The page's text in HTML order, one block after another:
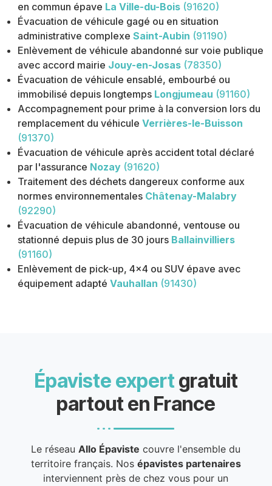
en commun épave La Ville-du-Bois (91620)
Évacuation de véhicule gagé ou en situation
administrative complexe Saint-Aubin (91190)
Enlèvement de véhicule abandonné sur voie publique
avec accord mairie Jouy-en-Josas (78350)
Évacuation de véhicule ensablé, embourbé ou
immobilisé depuis longtemps Longjumeau (91160)
Accompagnement pour prime à la conversion lors du
remplacement du véhicule Verrières-le-Buisson
(91370)
Évacuation de véhicule après accident total déclaré
par l'assurance Nozay (91620)
Traitement des déchets dangereux conforme aux
normes environnementales Châtenay-Malabry
(92290)
Évacuation de véhicule abandonné, ventouse ou
stationné depuis plus de 30 jours Ballainvilliers
(91160)
Enlèvement de pick-up, 4x4 ou SUV épave avec
équipement adapté Vauhallan (91430)
Épaviste expertgratuit
partout en France
Le réseauAllo Épaviste couvre l'ensemble du
territoire français. Nos épavistes partenaires
interviennent près de chez vous pour un